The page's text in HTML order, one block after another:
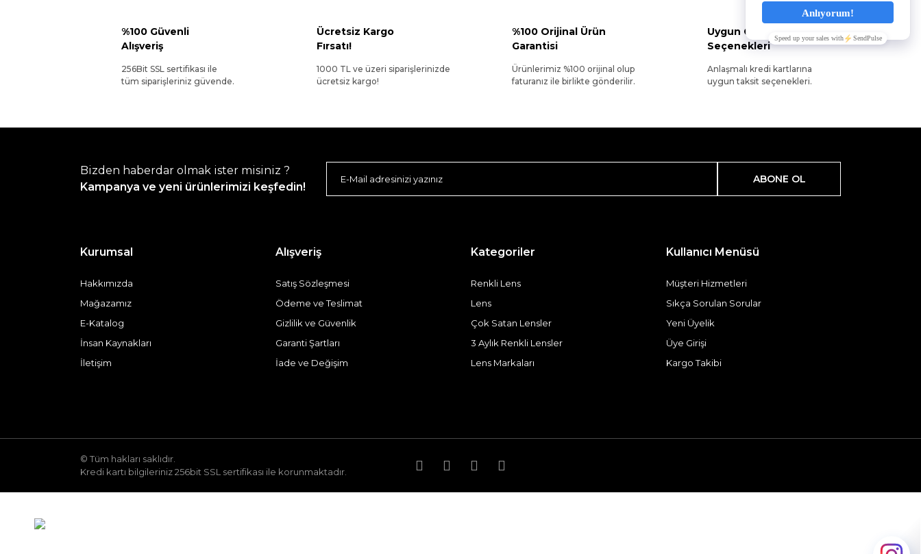
%100 Güvenli
Alışveriş
256Bit SSL sertifikası ile
tüm siparişleriniz güvende.
Ücretsiz Kargo
Fırsatı!
1000 TL ve üzeri siparişlerinizde
ücretsiz kargo!
%100 Orijinal Ürün
Garantisi
Ürünlerimiz %100 orijinal olup
faturanız ile birlikte gönderilir.
Uygun Ödeme
Seçenekleri
Anlaşmalı kredi kartlarına
uygun taksit seçenekleri.
Bizden haberdar olmak ister misiniz ?
Kampanya ve yeni ürünlerimizi keşfedin!
ABONE OL
Kurumsal
Hakkımızda
Mağazamız
E-Katalog
İnsan Kaynakları
İletişim
Alışveriş
Satış Sözleşmesi
Ödeme ve Teslimat
Gizlilik ve Güvenlik
Garanti Şartları
İade ve Değişim
Kategoriler
Renkli Lens
Lens
Çok Satan Lensler
3 Aylık Renkli Lensler
Lens Markaları
Kullanıcı Menüsü
Müşteri Hizmetleri
Sıkça Sorulan Sorular
Yeni Üyelik
Üye Girişi
Kargo Takibi
© Tüm hakları saklıdır.
Kredi kartı bilgileriniz 256bit SSL sertifikası ile korunmaktadır.